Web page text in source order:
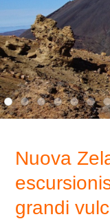
Nuova
grandi